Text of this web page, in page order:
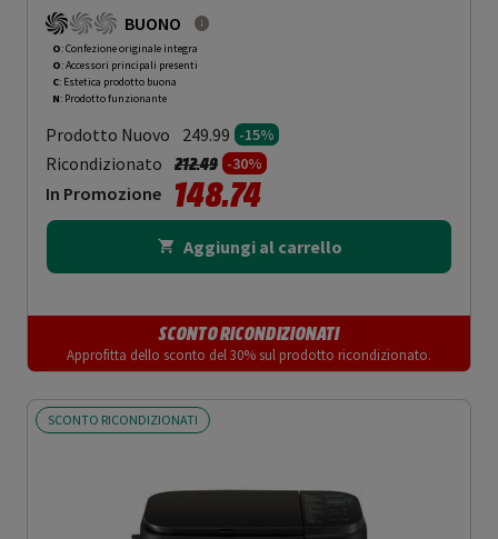
BUONO
O: Confezione originale integra
O: Accessori principali presenti
C: Estetica prodotto buona
N: Prodotto funzionante
Prodotto Nuovo 249.99 -15%
Ricondizionato Prezzo ridotto da
212.49a-30%
In Promozione 148.74
Aggiungi al carrello
SCONTO RICONDIZIONATI
Approfitta dello sconto del 30% sul prodotto ricondizionato.
SCONTO RICONDIZIONATI